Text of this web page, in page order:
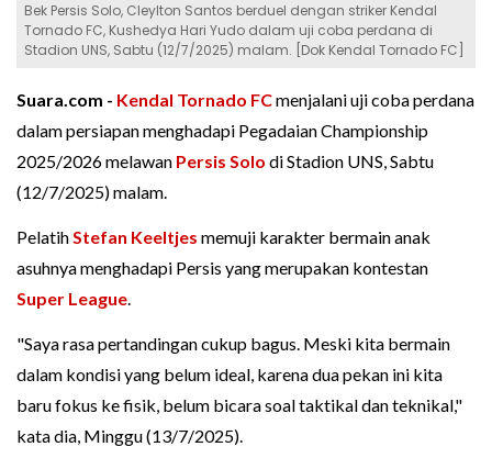
Bek Persis Solo, Cleylton Santos berduel dengan striker Kendal
Tornado FC, Kushedya Hari Yudo dalam uji coba perdana di
Stadion UNS, Sabtu (12/7/2025) malam. [Dok Kendal Tornado FC]
Suara.com - Kendal Tornado FCmenjalani uji coba perdana
dalam persiapan menghadapi Pegadaian Championship
2025/2026 melawan Persis Solo di Stadion UNS, Sabtu
(12/7/2025) malam.
PelatihStefan Keeltjes memuji karakter bermain anak
asuhnya menghadapi Persis yang merupakan kontestan
Super League.
"Saya rasa pertandingan cukup bagus. Meski kita bermain
dalam kondisi yang belum ideal, karena dua pekan ini kita
baru fokus ke fisik, belum bicara soal taktikal dan teknikal,"
kata dia, Minggu (13/7/2025).